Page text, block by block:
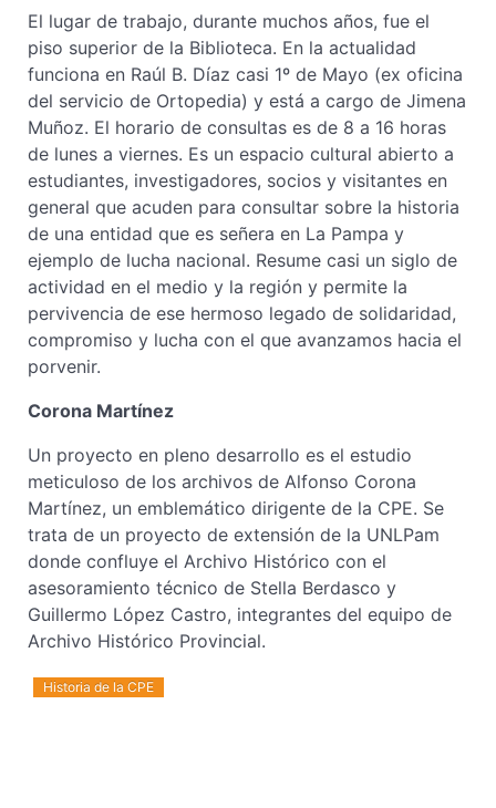
El lugar de trabajo, durante muchos años, fue el
piso superior de la Biblioteca. En la actualidad
funciona en Raúl B. Díaz casi 1º de Mayo (ex oficina
del servicio de Ortopedia) y está a cargo de Jimena
Muñoz. El horario de consultas es de 8 a 16 horas
de lunes a viernes. Es un espacio cultural abierto a
estudiantes, investigadores, socios y visitantes en
general que acuden para consultar sobre la historia
de una entidad que es señera en La Pampa y
ejemplo de lucha nacional. Resume casi un siglo de
actividad en el medio y la región y permite la
pervivencia de ese hermoso legado de solidaridad,
compromiso y lucha con el que avanzamos hacia el
porvenir.
Corona Martínez
Un proyecto en pleno desarrollo es el estudio
meticuloso de los archivos de Alfonso Corona
Martínez, un emblemático dirigente de la CPE. Se
trata de un proyecto de extensión de la UNLPam
donde confluye el Archivo Histórico con el
asesoramiento técnico de Stella Berdasco y
Guillermo López Castro, integrantes del equipo de
Archivo Histórico Provincial.
Historia de la CPE